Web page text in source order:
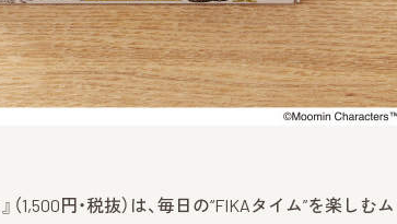
1,500円・税抜）は、毎日の“FIKAタイム”を楽し